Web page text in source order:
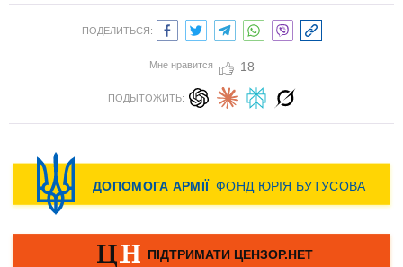
ПОДЕЛИТЬСЯ:
Мне нравится 18
ПОДЫТОЖИТЬ: